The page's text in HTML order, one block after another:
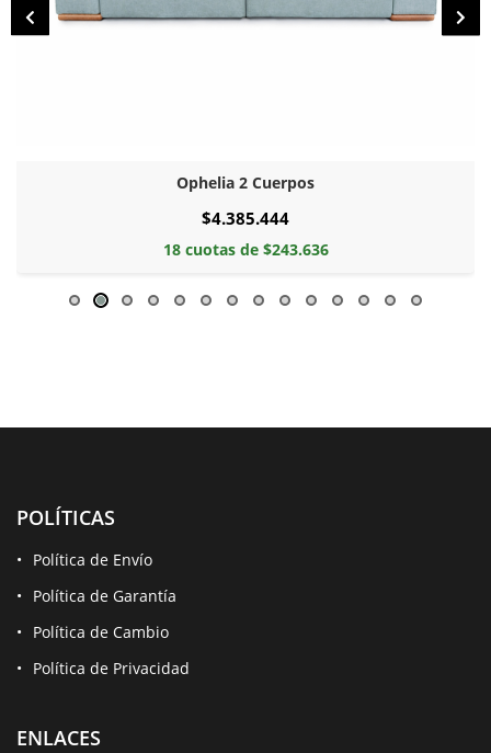
Ophelia 2 Cuerpos
$4.385.444
18 cuotas de $243.636
POLÍTICAS
Política de Envío
Política de Garantía
Política de Cambio
Política de Privacidad
ENLACES